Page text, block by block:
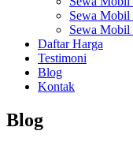
Sewa Mobil
Sewa Mobil
Daftar Harga
Testimoni
Blog
Kontak
Blog